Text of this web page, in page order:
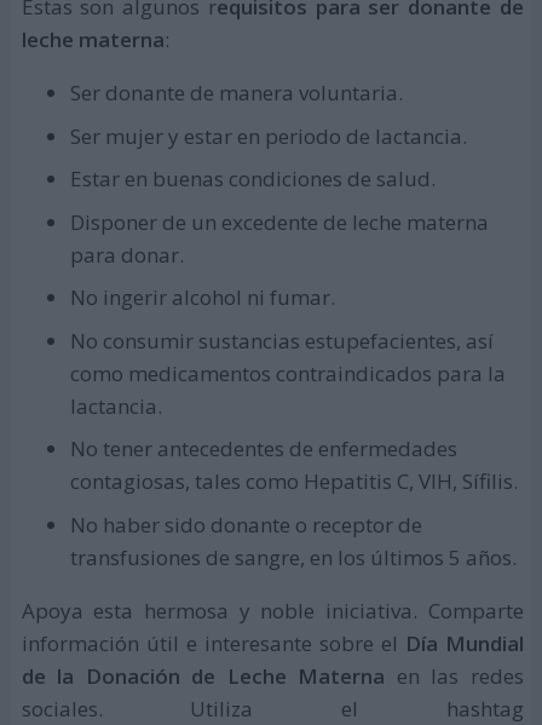
Estas son algunos requisitos para ser donante de
leche materna:
Ser donante de manera voluntaria.
Ser mujer y estar en periodo de lactancia.
Estar en buenas condiciones de salud.
Disponer de un excedente de leche materna
para donar.
No ingerir alcohol ni fumar.
No consumir sustancias estupefacientes, así
como medicamentos contraindicados para la
lactancia.
No tener antecedentes de enfermedades
contagiosas, tales como Hepatitis C, VIH, Sífilis.
No haber sido donante o receptor de
transfusiones de sangre, en los últimos 5 años.
Apoya esta hermosa y noble iniciativa. Comparte
información útil e interesante sobre el Día Mundial
de la Donación de Leche Materna en las redes
sociales. Utiliza el hashtag